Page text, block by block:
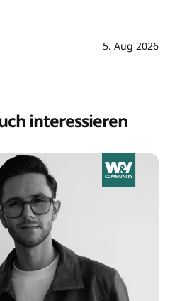
5. Aug 2026
interessieren